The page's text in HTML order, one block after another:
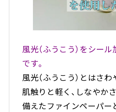
風光（ふうこう）をシー
です。
風光（ふうこう）とはさ
肌触りと軽く、しなやか
備えたファインペーパー